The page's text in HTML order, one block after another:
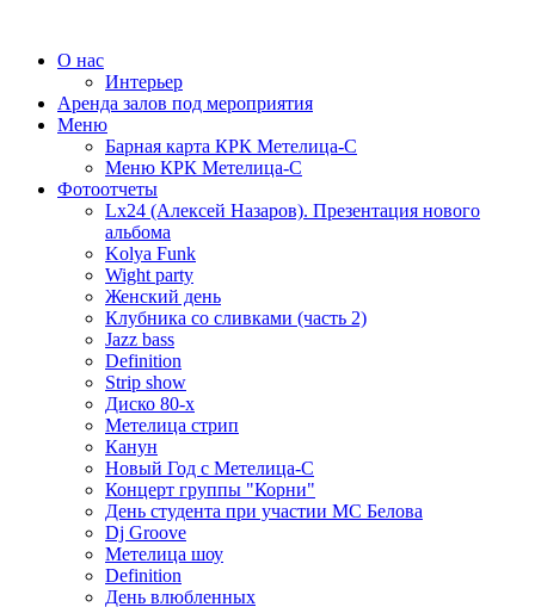
О нас
Интерьер
Аренда залов под мероприятия
Меню
Барная карта КРК Метелица-С
Меню КРК Метелица-С
Фотоотчеты
Lx24 (Алексей Назаров). Презентация нового
альбома
Kolya Funk
Wight party
Женский день
Клубника со сливками (часть 2)
Jazz bass
Definition
Strip show
Диско 80-х
Метелица стрип
Канун
Новый Год с Метелица-С
Концерт группы "Корни"
День студента при участии МС Белова
Dj Groove
Метелица шоу
Definition
День влюбленных